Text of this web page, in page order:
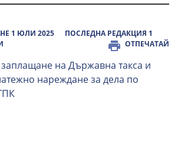
1 ЮЛИ 2025
ПОСЛЕДНА РЕДАКЦИЯ 1
ОТПЕЧАТАЙ
на Държавна такса и
нареждане за дела по